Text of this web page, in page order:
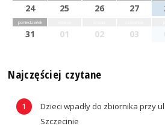
24 25 26 27
poniedziałek
31 01 02 03
Najczęściej czytane
Dzieci wpadły do zbiornika przy
Szczecinie